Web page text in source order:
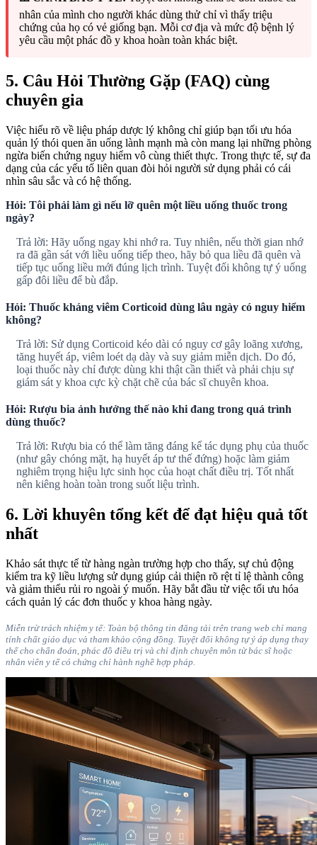
nhân của mình cho người khác dùng thử chỉ vì thấy triệu
chứng của họ có vẻ giống bạn. Mỗi cơ địa và mức độ bệnh lý
yêu cầu một phác đồ y khoa hoàn toàn khác biệt.
5. Câu Hỏi Thường Gặp (FAQ) cùng
chuyên gia
Việc hiểu rõ về liệu pháp dược lý không chỉ giúp bạn tối ưu hóa
quản lý thói quen ăn uống lành mạnh mà còn mang lại những phòng
ngừa biến chứng nguy hiểm vô cùng thiết thực. Trong thực tế, sự đa
dạng của các yếu tố liên quan đòi hỏi người sử dụng phải có cái
nhìn sâu sắc và có hệ thống.
Hỏi: Tôi phải làm gì nếu lỡ quên một liều uống thuốc trong
ngày?
Trả lời: Hãy uống ngay khi nhớ ra. Tuy nhiên, nếu thời gian nhớ
ra đã gần sát với liều uống tiếp theo, hãy bỏ qua liều đã quên và
tiếp tục uống liều mới đúng lịch trình. Tuyệt đối không tự ý uống
gấp đôi liều để bù đắp.
Hỏi: Thuốc kháng viêm Corticoid dùng lâu ngày có nguy hiểm
không?
Trả lời: Sử dụng Corticoid kéo dài có nguy cơ gây loãng xương,
tăng huyết áp, viêm loét dạ dày và suy giảm miễn dịch. Do đó,
loại thuốc này chỉ được dùng khi thật cần thiết và phải chịu sự
giám sát y khoa cực kỳ chặt chẽ của bác sĩ chuyên khoa.
Hỏi: Rượu bia ảnh hưởng thế nào khi đang trong quá trình
dùng thuốc?
Trả lời: Rượu bia có thể làm tăng đáng kể tác dụng phụ của thuốc
(như gây chóng mặt, hạ huyết áp tư thế đứng) hoặc làm giảm
nghiêm trọng hiệu lực sinh học của hoạt chất điều trị. Tốt nhất
nên kiêng hoàn toàn trong suốt liệu trình.
6. Lời khuyên tổng kết để đạt hiệu quả tốt
nhất
Khảo sát thực tế từ hàng ngàn trường hợp cho thấy, sự chủ động
kiểm tra kỹ liều lượng sử dụng giúp cải thiện rõ rệt tỉ lệ thành công
và giảm thiểu rủi ro ngoài ý muốn. Hãy bắt đầu từ việc tối ưu hóa
cách quản lý các đơn thuốc y khoa hàng ngày.
Miễn trừ trách nhiệm y tế: Toàn bộ thông tin đăng tải trên trang web chỉ mang
tính chất giáo dục và tham khảo cộng đồng. Tuyệt đối không tự ý áp dụng thay
thế cho chẩn đoán, phác đồ điều trị và chỉ định chuyên môn từ bác sĩ hoặc
nhân viên y tế có chứng chỉ hành nghề hợp pháp.